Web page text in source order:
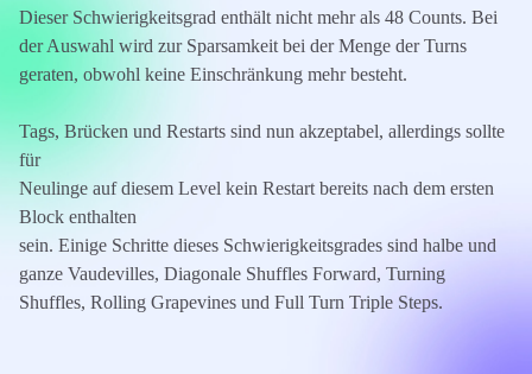
Dieser Schwierigkeitsgrad enthält nicht mehr als 48 Counts. Bei
der Auswahl wird zur Sparsamkeit bei der Menge der Turns
geraten, obwohl keine Einschränkung mehr besteht.
Tags, Brücken und Restarts sind nun akzeptabel, allerdings sollte
für
Neulinge auf diesem Level kein Restart bereits nach dem ersten
Block enthalten
sein. Einige Schritte dieses Schwierigkeitsgrades sind halbe und
ganze Vaudevilles, Diagonale Shuffles Forward, Turning
Shuffles, Rolling Grapevines und Full Turn Triple Steps.